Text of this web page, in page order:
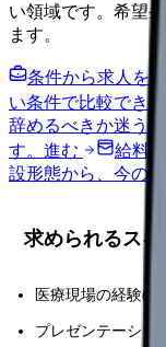
い領域です。希望
ます。
条件から求人を見
い条件で比較できま
辞めるべきか迷う
す。 進む 給料
設形態から、今の
求められるスキ
医療現場の経験(看
プレゼンテーショ